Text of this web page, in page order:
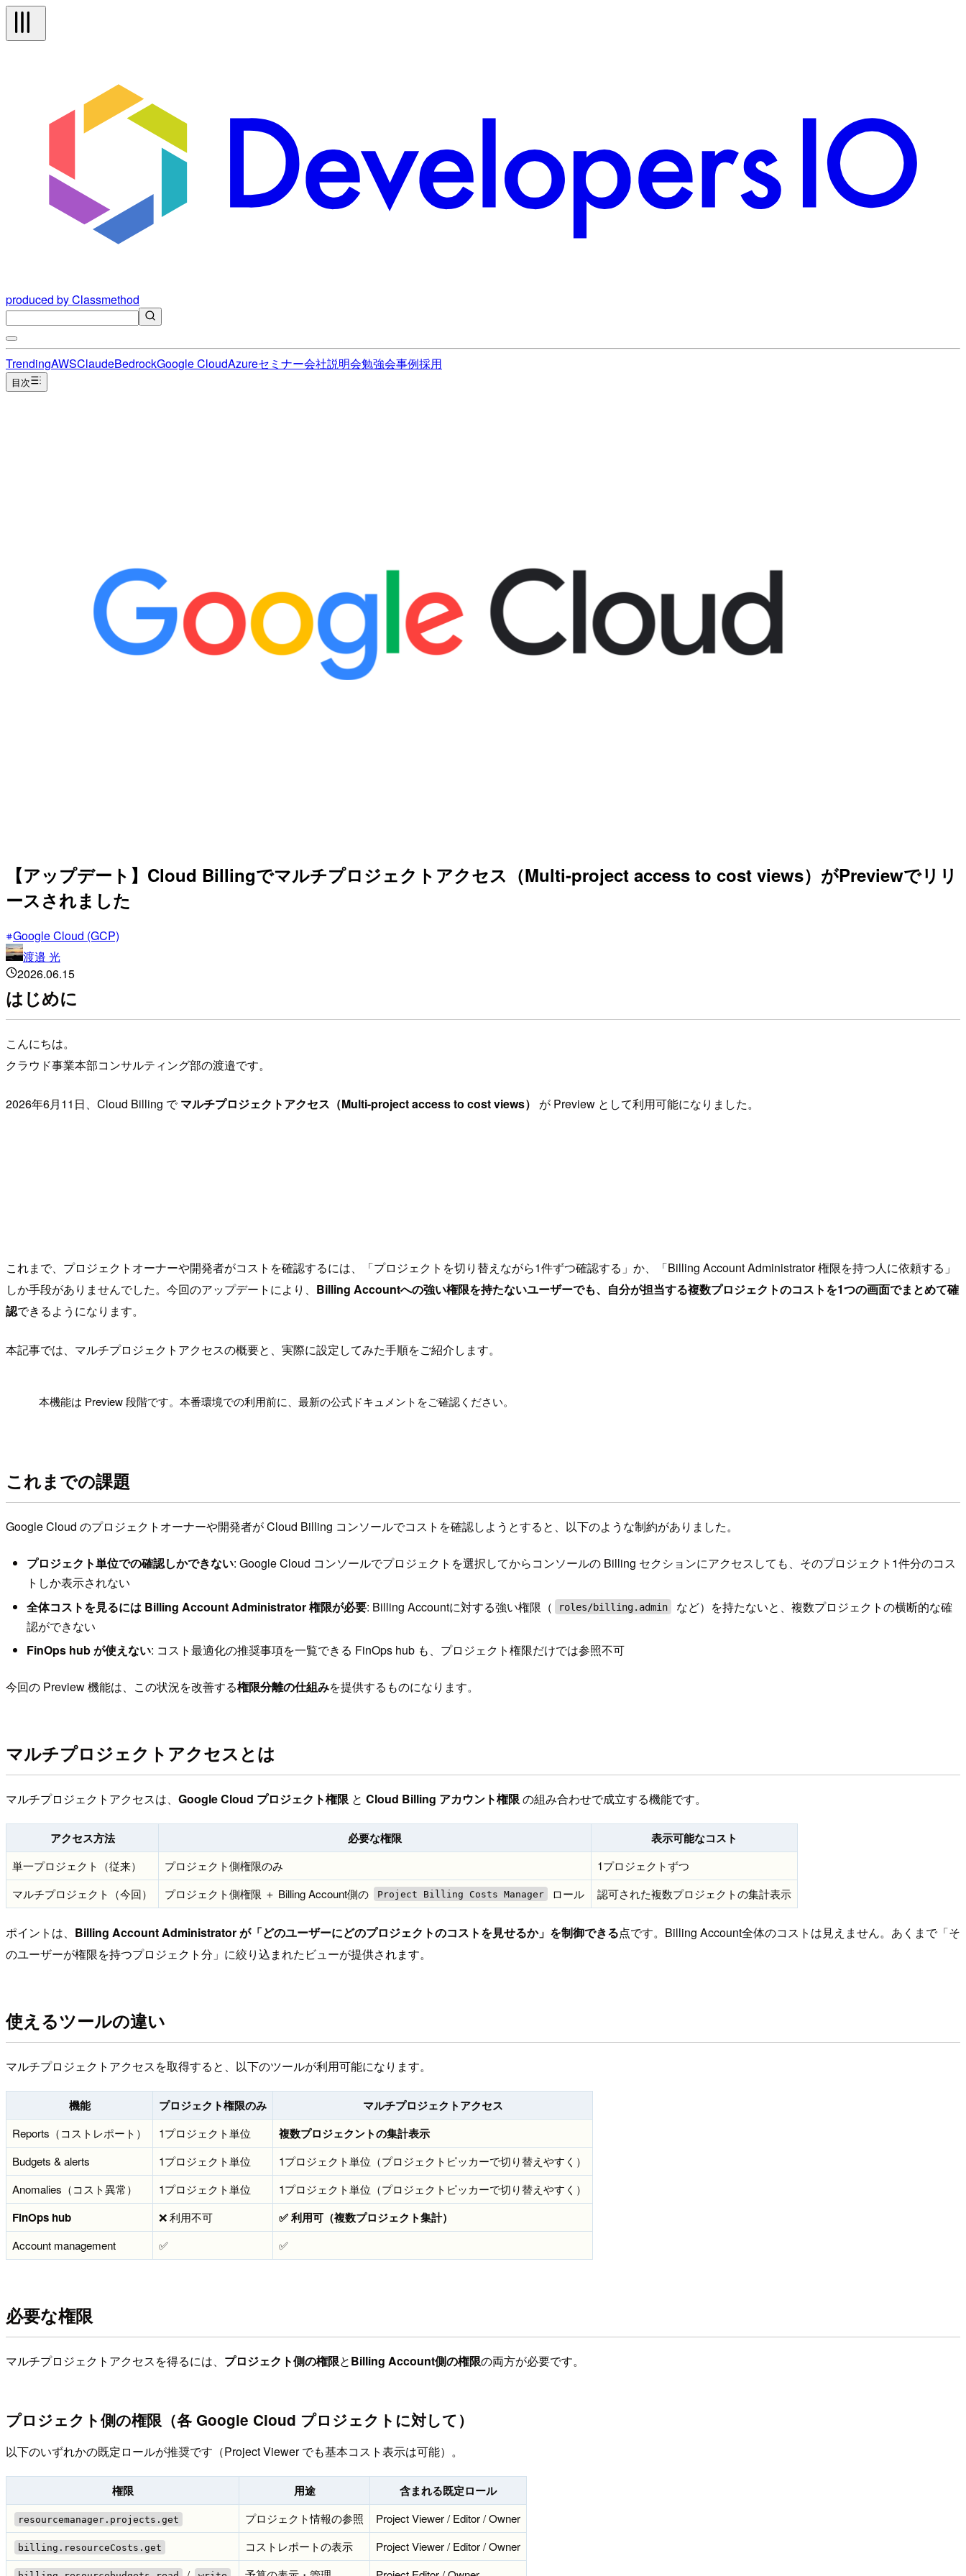
produced by Classmethod
TrendingAWSClaudeBedrockGoogle CloudAzureセミナー会社説明会勉強会事例採用
目次
【アップデート】Cloud Billingでマルチプロジェクトアクセス（Multi-project access to cost views）がPreviewでリリ
ースされました
Google Cloud (GCP)
渡邉 光
2026.06.15
はじめに
こんにちは。
クラウド事業本部コンサルティング部の渡邉です。
2026年6月11日、Cloud Billing でマルチプロジェクトアクセス（Multi-project access to cost views） が Preview として利用可能になりました。
これまで、プロジェクトオーナーや開発者がコストを確認するには、「プロジェクトを切り替えながら1件ずつ確認する」か、「Billing Account Administrator 権限を持つ人に依頼する」
しか手段がありませんでした。今回のアップデートにより、 Billing Accountへの強い権限を持たないユーザーでも、自分が担当する複数プロジェクトのコストを1つの画面でまとめて確
認できるようになります。
本記事では、マルチプロジェクトアクセスの概要と、実際に設定してみた手順をご紹介します。
本機能は Preview 段階です。本番環境での利用前に、最新の公式ドキュメントをご確認ください。
これまでの課題
Google Cloud のプロジェクトオーナーや開発者が Cloud Billing コンソールでコストを確認しようとすると、以下のような制約がありました。
プロジェクト単位での確認しかできない: Google Cloud コンソールでプロジェクトを選択してからコンソールの Billing セクションにアクセスしても、そのプロジェクト1件分のコス
トしか表示されない
全体コストを見るには Billing Account Administrator 権限が必要: Billing Accountに対する強い権限（ roles/billing.admin
など）を持たないと、複数プロジェクトの横断的な確
認ができない
FinOps hub が使えない: コスト最適化の推奨事項を一覧できる FinOps hub も、プロジェクト権限だけでは参照不可
今回の Preview 機能は、この状況を改善する権限分離の仕組みを提供するものになります。
マルチプロジェクトアクセスとは
マルチプロジェクトアクセスは、 Google Cloud プロジェクト権限 と Cloud Billing アカウント権限 の組み合わせで成立する機能です。
アクセス方法 必要な権限 表示可能なコスト
単一プロジェクト（従来） プロジェクト側権限のみ
1プロジェクトずつ
マルチプロジェクト（今回）
プロジェクト側権限 ＋ Billing Account側の Project Billing Costs Manager ロール 認可された複数プロジェクトの集計表示
ポイントは、 Billing Account Administrator が「どのユーザーにどのプロジェクトのコストを見せるか」を制御できる点です。Billing Account全体のコストは見えません。あくまで「そ
のユーザーが権限を持つプロジェクト分」に絞り込まれたビューが提供されます。
使えるツールの違い
マルチプロジェクトアクセスを取得すると、以下のツールが利用可能になります。
機能 プロジェクト権限のみ マルチプロジェクトアクセス
Reports（コストレポート） 1プロジェクト単位 複数プロジェクントの集計表示
Budgets & alerts 1プロジェクト単位
1プロジェクト単位（プロジェクトピッカーで切り替えやすく）
Anomalies（コスト異常）
1プロジェクト単位 1プロジェクト単位（プロジェクトピッカーで切り替えやすく）
FinOps hub ❌ 利用不可 ✅ 利用可（複数プロジェクト集計）
Account management ✅ ✅
必要な権限
マルチプロジェクトアクセスを得るには、 プロジェクト側の権限とBilling Account側の権限の両方が必要です。
プロジェクト側の権限（各 Google Cloud プロジェクトに対して）
以下のいずれかの既定ロールが推奨です（Project Viewer でも基本コスト表示は可能）。
権限 用途 含まれる既定ロール
resourcemanager.projects.get プロジェクト情報の参照 Project Viewer / Editor / Owner
billing.resourceCosts.get コストレポートの表示 Project Viewer / Editor / Owner